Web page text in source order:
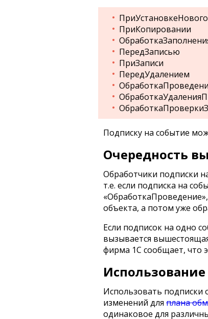
ПриКопировании
ПередЗаписью
ПриЗаписи
ПередУдалением
Подписку на событие
Очередность
Обработчики подписки
т.е. если подписка на
объекта, а потом уже
Если подписок на одно
вызывается
фирма 1С сообщает, что
Использовать подписки
изменений для плана
одинаковое для